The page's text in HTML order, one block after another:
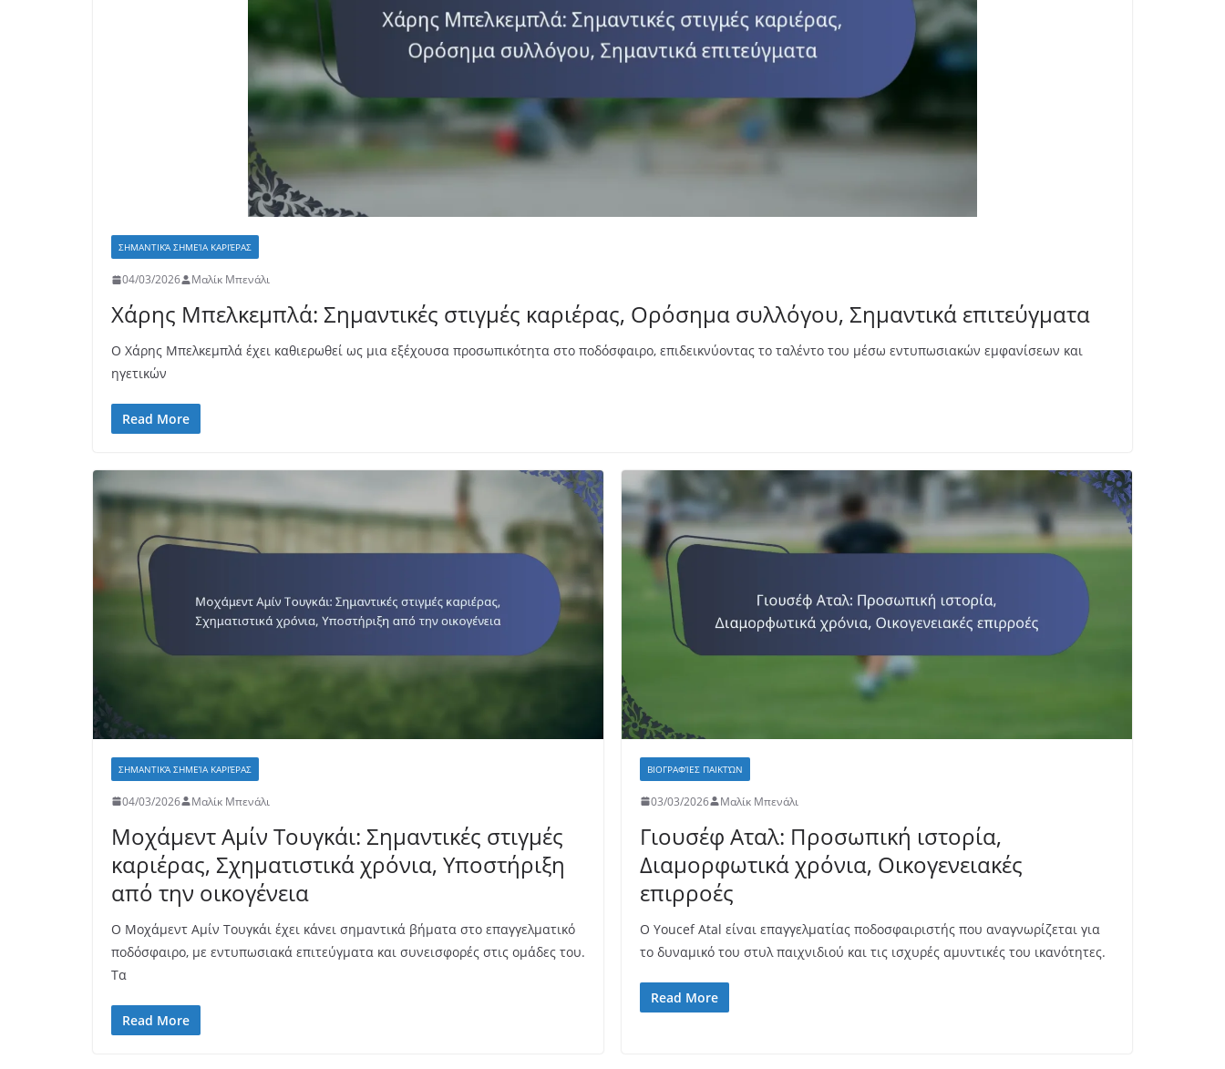
ΣΗΜΑΝΤΙΚΆ ΣΗΜΕΊΑ ΚΑΡΙΈΡΑΣ
04/03/2026 Μαλίκ Μπενάλι
Χάρης Μπελκεμπλά: Σημαντικές στιγμές καριέρας, Ορόσημα συλλόγου, Σημαντικά επιτεύγματα
Ο Χάρης Μπελκεμπλά έχει καθιερωθεί ως μια εξέχουσα προσωπικότητα στο ποδόσφαιρο, επιδεικνύοντας το ταλέντο του μέσω εντυπωσιακών εμφανίσεων και
ηγετικών
Read More
ΣΗΜΑΝΤΙΚΆ ΣΗΜΕΊΑ ΚΑΡΙΈΡΑΣ
04/03/2026 Μαλίκ Μπενάλι
Μοχάμεντ Αμίν Τουγκάι: Σημαντικές στιγμές
καριέρας, Σχηματιστικά χρόνια, Υποστήριξη
από την οικογένεια
Ο Μοχάμεντ Αμίν Τουγκάι έχει κάνει σημαντικά βήματα στο επαγγελματικό
ποδόσφαιρο, με εντυπωσιακά επιτεύγματα και συνεισφορές στις ομάδες του.
Τα
Read More
ΒΙΟΓΡΑΦΊΕΣ ΠΑΙΚΤΏΝ
03/03/2026 Μαλίκ Μπενάλι
Γιουσέφ Αταλ: Προσωπική ιστορία,
Διαμορφωτικά χρόνια, Οικογενειακές
επιρροές
Ο Youcef Atal είναι επαγγελματίας ποδοσφαιριστής που αναγνωρίζεται για
το δυναμικό του στυλ παιχνιδιού και τις ισχυρές αμυντικές του ικανότητες.
Read More